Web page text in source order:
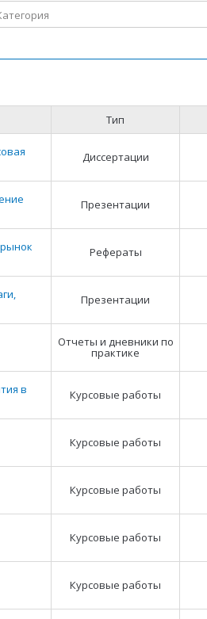
Тип
Диссертации
Презентации
Рефераты
Презентации
Отчеты и дневники по
практике
в Курсовые работы
Курсовые работы
Курсовые работы
Курсовые работы
Курсовые работы